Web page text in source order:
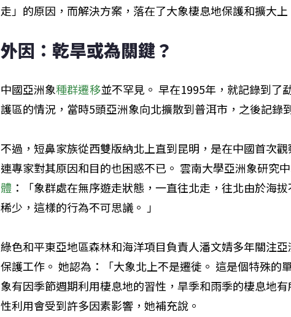
走」的原因，而解決方案，落在了大象棲息地保護和擴大上
外因：乾旱或為關鍵？
中國亞洲象種群遷移並不罕見。 早在1995年，就記錄到了
護區的情況，當時5頭亞洲象向北擴散到普洱市，之後記錄
不過，短鼻家族從西雙版納北上直到昆明，是在中國首次
連專家對其原因和目的也困惑不已。 雲南大學亞洲象研究
體 ：「象群處在無序遊走狀態，一直往北走，往北由於海
稀少，這樣的行為不可思議。 」
綠色和平東亞地區森林和海洋項目負責人潘文婧多年關注
保護工作。 她認為：「大象北上不是遷徙。 這是個特殊的
象有因季節週期利用棲息地的習性，旱季和雨季的棲息地
性利用會受到許多因素影響，她補充說。